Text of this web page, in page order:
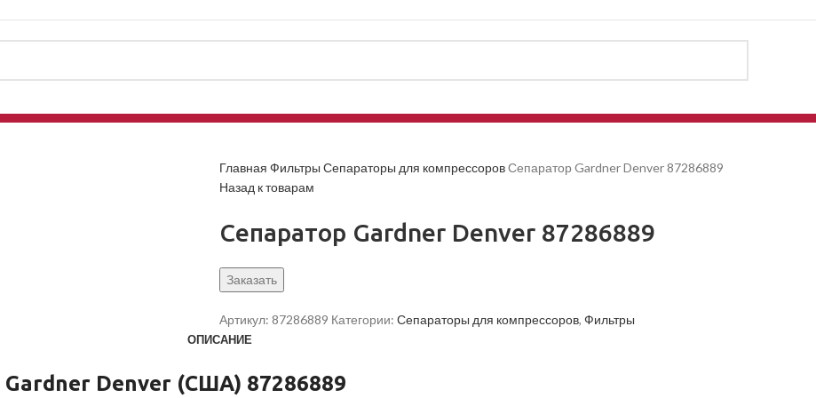
Главная Фильтры Сепараторы для компрессоровСепаратор Gardner Denver 87286889
Назад к товарам
Сепаратор Gardner Denver 87286889
Заказать
Артикул: 87286889 Категории: Сепараторы для компрессоров, Фильтры
ОПИСАНИЕ
Denver (США) 87286889